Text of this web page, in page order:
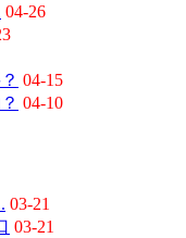
04-26
04-15
04-10
03-21
03-21